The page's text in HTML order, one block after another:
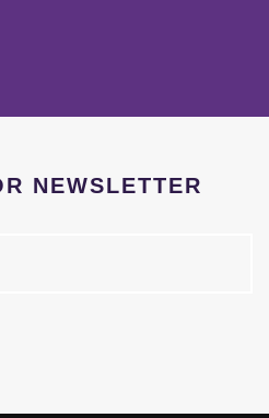
NEWSLETTER